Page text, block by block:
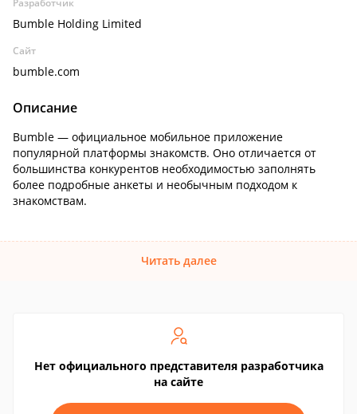
Разработчик
Bumble Holding Limited
Сайт
bumble.com
Описание
Bumble — официальное мобильное приложение
популярной платформы знакомств. Оно отличается от
большинства конкурентов необходимостью заполнять
более подробные анкеты и необычным подходом к
знакомствам.
Читать далее
Нет официального представителя разработчика
на сайте